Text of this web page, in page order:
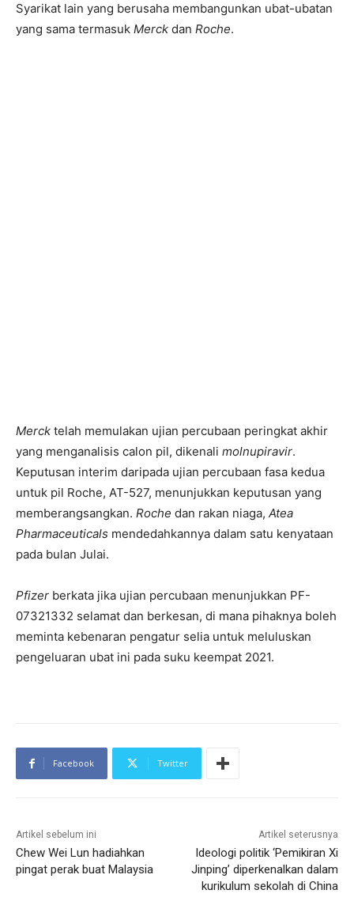
Syarikat lain yang berusaha membangunkan ubat-ubatan
yang sama termasuk Merck dan Roche.
Merck telah memulakan ujian percubaan peringkat akhir
yang menganalisis calon pil, dikenali molnupiravir.
Keputusan interim daripada ujian percubaan fasa kedua
untuk pil Roche, AT-527, menunjukkan keputusan yang
memberangsangkan. Roche dan rakan niaga, Atea
Pharmaceuticals mendedahkannya dalam satu kenyataan
pada bulan Julai.
Pfizer berkata jika ujian percubaan menunjukkan PF-
07321332 selamat dan berkesan, di mana pihaknya boleh
meminta kebenaran pengatur selia untuk meluluskan
pengeluaran ubat ini pada suku keempat 2021.
Facebook Twitter
Artikel sebelum ini
Chew Wei Lun hadiahkan
pingat perak buat Malaysia
Artikel seterusnya
Ideologi politik ‘Pemikiran Xi
Jinping’ diperkenalkan dalam
kurikulum sekolah di China